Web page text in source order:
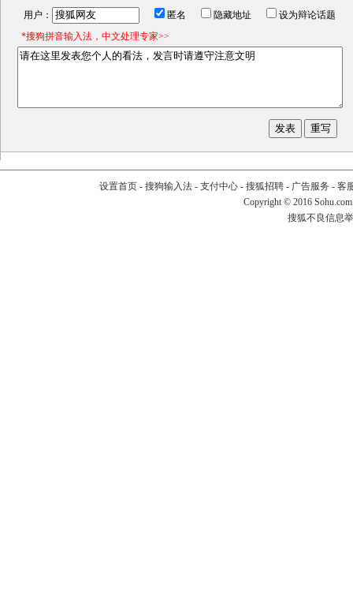
用户： 匿名 隐藏地址
设为辩论话题
*搜狗拼音输入法，中文处理专家>>
设置首页- 搜狗输入法- 支付中心- 搜狐招聘- 广告服务 - 客
Copyright © 2016
搜狐不良信息